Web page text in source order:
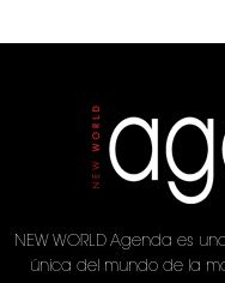
NEW WORLD Agenda es
única del mundo de la